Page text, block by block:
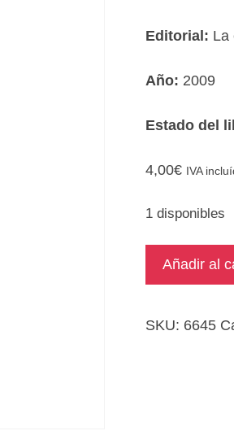
Editorial: La
Año: 2009
Estado del
4,00€ IVA
1 disponibles
cantidad
Añadir al
SKU: 6645